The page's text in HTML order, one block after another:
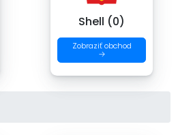
Shell (0)
Zobraziť obchod
→